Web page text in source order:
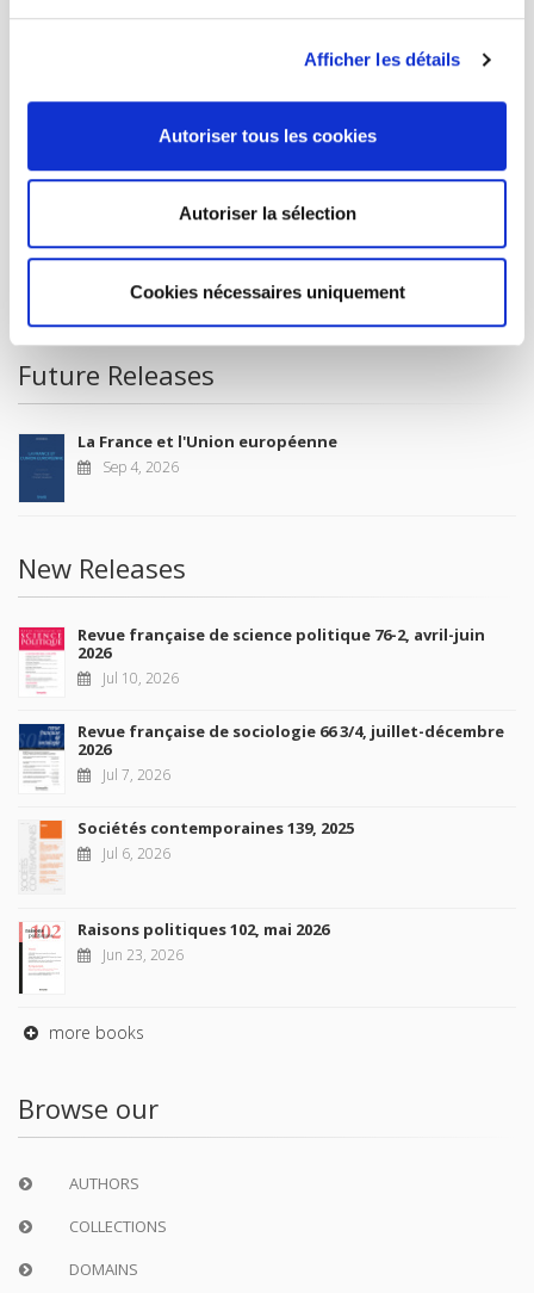
Afficher les détails
Autoriser tous les cookies
Autoriser la sélection
Cookies nécessaires uniquement
SCIENCES PO UNIVERSITY PRESS has a threefold role: to publish
continue
FOREIGN RIGHTS
CONDITIONS OF SALE
Future Releases
La France et l'Union européenne
Sep 4, 2026
New Releases
Revue française de science politique 76-2, avril-juin
2026
Jul 10, 2026
Revue française de sociologie 66 3/4, juillet-décembre
2026
Jul 7, 2026
Sociétés contemporaines 139, 2025
Jul 6, 2026
Raisons politiques 102, mai 2026
Jun 23, 2026
more books
Browse our
AUTHORS
COLLECTIONS
DOMAINS